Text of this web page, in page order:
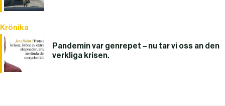
Krönika
Pandemin var genrepet – nu tar vi oss an den
verkliga krisen.